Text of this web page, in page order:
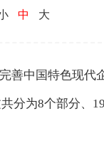
中 大
善中国特色现代
分为8个部分、